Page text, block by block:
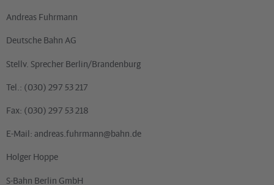
Andreas Fuhrmann
Deutsche Bahn AG
Stellv. Sprecher Berlin/Brandenburg
Tel.: (030) 297 53 217
Fax: (030) 297 53 218
E-Mail: andreas.fuhrmann@bahn.de
Holger Hoppe
S-Bahn Berlin GmbH